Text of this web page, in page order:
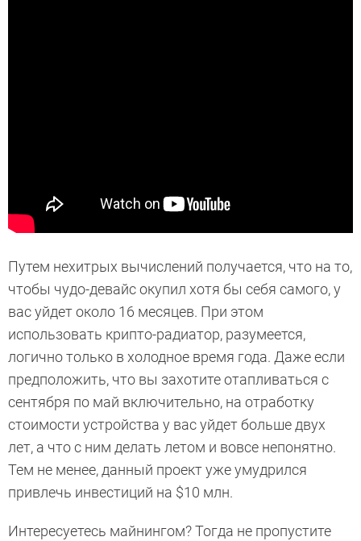
Путем нехитрых вычислений получается, что на то,
чтобы чудо-девайс окупил хотя бы себя самого, у
вас уйдет около 16 месяцев. При этом
использовать крипто-радиатор, разумеется,
логично только в холодное время года. Даже если
предположить, что вы захотите отапливаться с
сентября по май включительно, на отработку
стоимости устройства у вас уйдет больше двух
лет, а что с ним делать летом и вовсе непонятно.
Тем не менее, данный проект уже умудрился
привлечь инвестиций на $10 млн.
Интересуетесь майнингом? Тогда не пропустите